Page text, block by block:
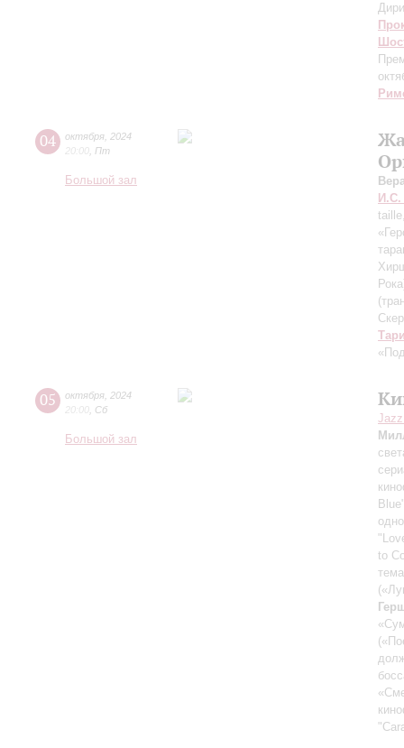
04 октября 2024
20:00 Пт
Большой зал
И.С.
05 октября 2024
20:00 Сб
Большой зал
to